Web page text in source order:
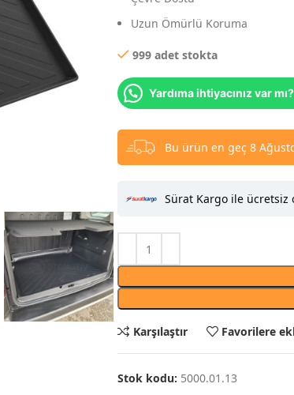
Uzun Ömürlü Koruma
999 adet stokta
Yardıma ihtiyacınız var mı?
Bu ürün en geç 8
Sürat Kargo ile ücretsiz
Karşılaştır Favorilere
Stok kodu: 5000.01.13